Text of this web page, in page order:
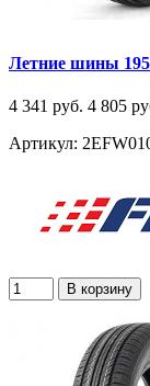
Летние шины
4 341 руб. 4 805
Артикул:
В корзину